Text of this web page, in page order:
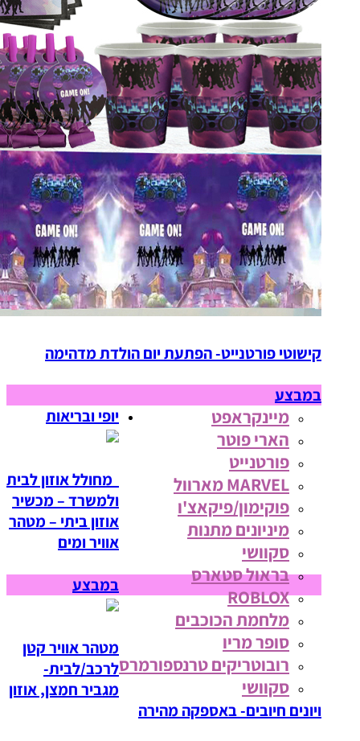
קישוטי פורטנייט- הפתעת יום הולדת מדהימה
במבצע
מיינקראפט
הארי פוטר
פורטנייט
MARVEL מארוול
פוקימון/פיקאצ'ו
מיניונים מתנות
סקוושי
בראול סטארס
ROBLOX
מלחמת הכוכבים
סופר מריו
רובוטריקים טרנספורמרס
סקוושי
יופי ובריאות
מחולל אוזון לבית
ולמשרד – מכשיר
אוזון ביתי – מטהר
אוויר ומים
במבצע
מטהר אוויר קטן
לרכב/לבית-
מגביר חמצן, אוזון
ויונים חיובים- באספקה מהירה